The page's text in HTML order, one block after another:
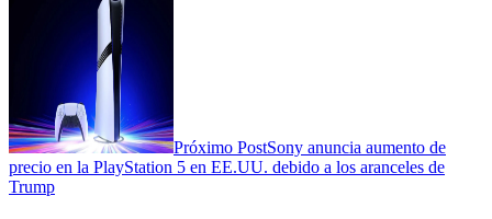
Próximo PostSony anuncia aumento de
precio en la PlayStation 5 en EE.UU. debido a los aranceles de
Trump